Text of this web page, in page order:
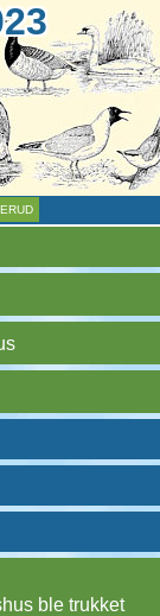
ble trukket